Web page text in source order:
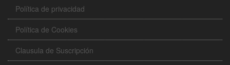
Política de privacidad
Política de Cookies
Clausula de Suscripción